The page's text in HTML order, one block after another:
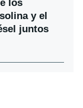
los
y el
juntos